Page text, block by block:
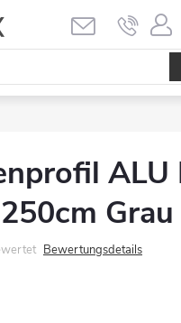
ALU
Grau
Bewertungsdetails